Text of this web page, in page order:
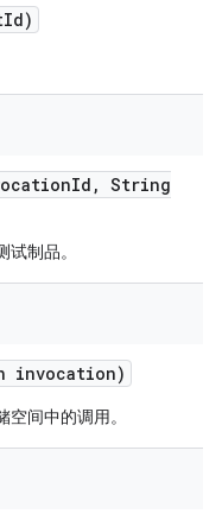
Id)
Id , String
制品。
invocation)
间中的调用。